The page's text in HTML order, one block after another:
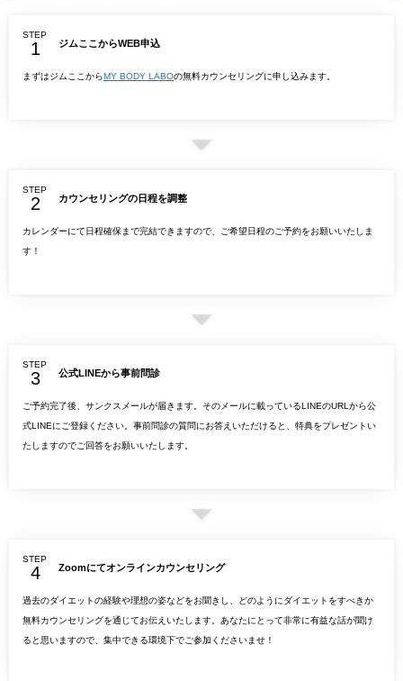
STEP
ジムここからWEB申込
まずはジムここからMY BODY LABOの無料カウンセリングに申し込みます。
STEP
カウンセリングの日程を調整
カレンダーにて日程確保まで完結できますので、ご希望日程のご予約をお願いいたしま
す！
STEP
公式LINEから事前問診
ご予約完了後、サンクスメールが届きます。そのメールに載っているLINEのURLから公
式LINEにご登録ください。事前問診の質問にお答えいただけると、特典をプレゼントい
たしますのでご回答をお願いいたします。
STEP
Zoomにてオンラインカウンセリング
過去のダイエットの経験や理想の姿などをお聞きし、どのようにダイエットをすべきか
無料カウンセリングを通じてお伝えいたします。あなたにとって非常に有益な話が聞け
ると思いますので、集中できる環境下でご参加くださいませ！